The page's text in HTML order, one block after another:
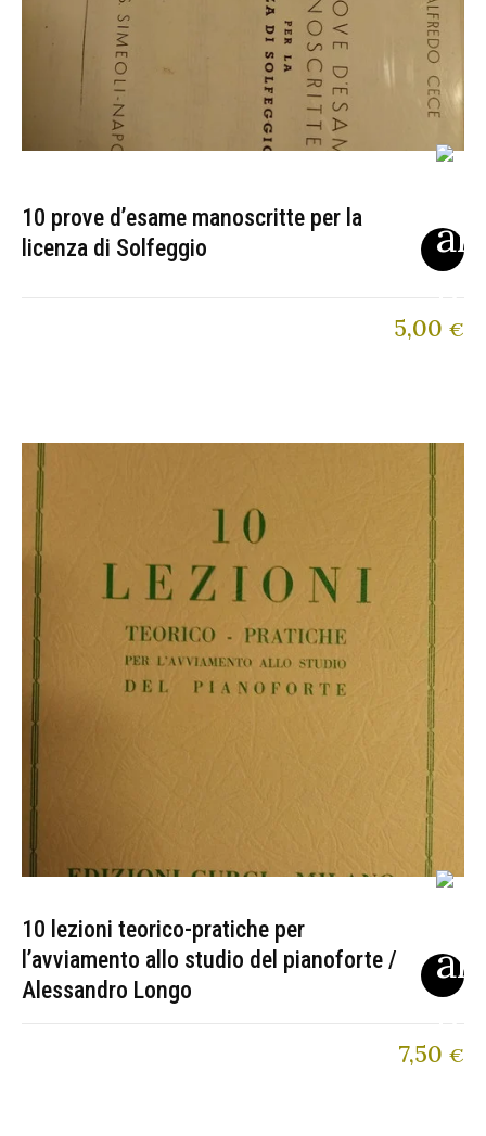
10 prove d’esame manoscritte per la
licenza di Solfeggio
5,00 €
10 lezioni teorico-pratiche per
l’avviamento allo studio del pianoforte /
Alessandro Longo
7,50 €